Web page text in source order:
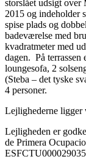
storslået udsigt
2015 og indeholder
spise plads og
badeværelse med
kvadratmeter med
dagen. På terrassen
loungesofa, 2
(Steba – det tyske
4 personer.
Lejlighederne ligger
Lejligheden er
de Primera